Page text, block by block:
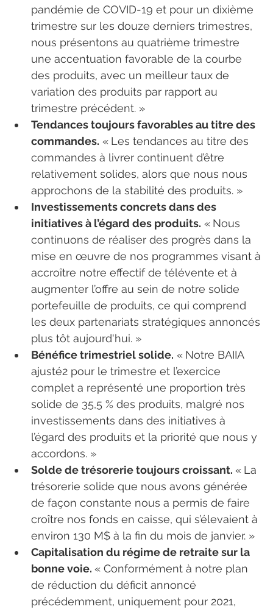
pandémie de COVID-19 et pour un dixième
trimestre sur les douze derniers trimestres,
nous présentons au quatrième trimestre
une accentuation favorable de la courbe
des produits, avec un meilleur taux de
variation des produits par rapport au
trimestre précédent. »
Tendances toujours favorables au titre des
commandes. « Les tendances au titre des
commandes à livrer continuent d’être
relativement solides, alors que nous nous
approchons de la stabilité des produits. »
Investissements concrets dans des
initiatives à l’égard des produits. « Nous
continuons de réaliser des progrès dans la
mise en œuvre de nos programmes visant à
accroître notre effectif de télévente et à
augmenter l’offre au sein de notre solide
portefeuille de produits, ce qui comprend
les deux partenariats stratégiques annoncés
plus tôt aujourd'hui. »
Bénéfice trimestriel solide. « Notre BAIIA
ajusté2 pour le trimestre et l’exercice
complet a représenté une proportion très
solide de 35,5 % des produits, malgré nos
investissements dans des initiatives à
l’égard des produits et la priorité que nous y
accordons. »
Solde de trésorerie toujours croissant. « La
trésorerie solide que nous avons générée
de façon constante nous a permis de faire
croître nos fonds en caisse, qui s’élevaient à
environ 130 M$ à la fin du mois de janvier. »
Capitalisation du régime de retraite sur la
bonne voie. « Conformément à notre plan
de réduction du déficit annoncé
précédemment, uniquement pour 2021,